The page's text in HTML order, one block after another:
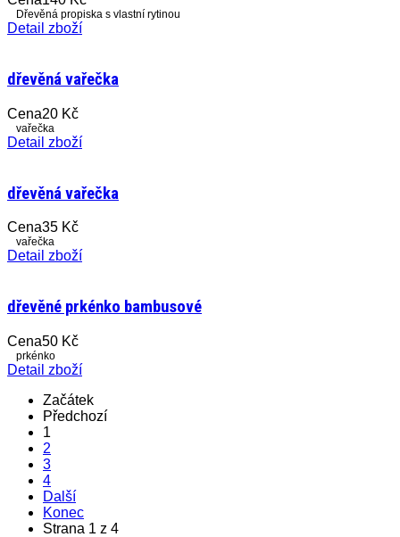
Dřevěná propiska s vlastní rytinou
Detail zboží
dřevěná vařečka
Cena20 Kč
vařečka
Detail zboží
dřevěná vařečka
Cena35 Kč
vařečka
Detail zboží
dřevěné prkénko bambusové
Cena50 Kč
prkénko
Detail zboží
Začátek
Předchozí
1
2
3
4
Další
Konec
Strana 1 z 4